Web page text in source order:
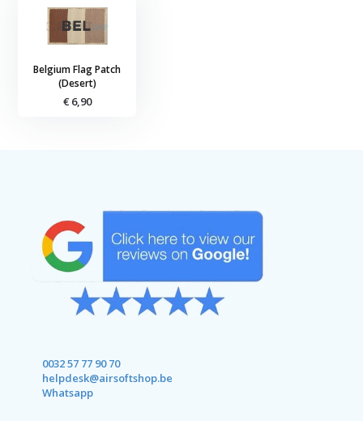
Belgium Flag Patch
(Desert)
€ 6,90
0032 57 77 90 70
helpdesk@airsoftshop.be
Whatsapp